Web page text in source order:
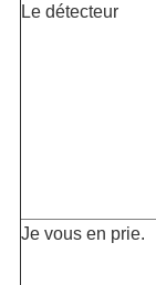
Le détecteur
Je vous en prie.